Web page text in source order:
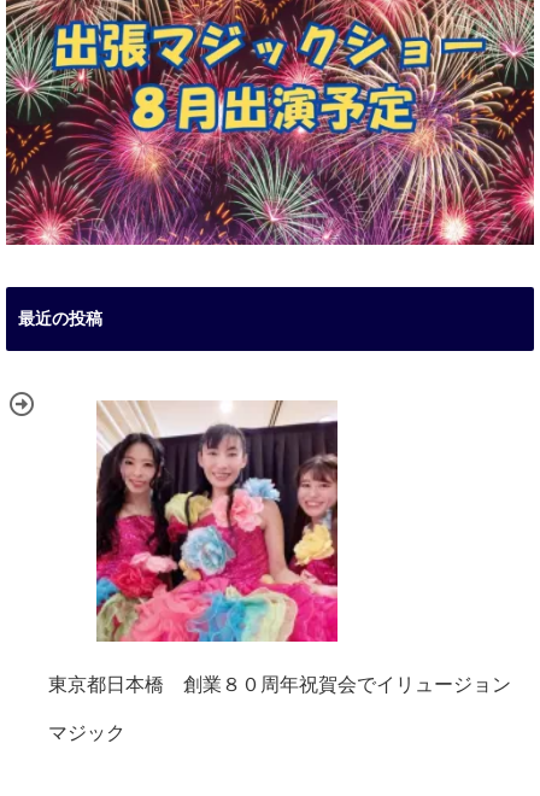
最近の投稿
東京都日本橋 創業８０周年祝賀会でイリュージョン
マジック